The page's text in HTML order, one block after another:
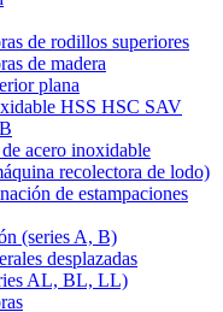
de rodillos superiores
de madera
plana
HSS HSC SAV
acero inoxidable
recolectora de lodo)
de estampaciones
(series A, B)
desplazadas
AL, BL, LL)